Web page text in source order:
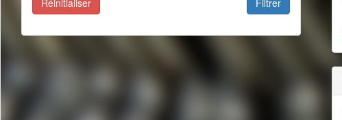
Filtrer
Réinitialiser